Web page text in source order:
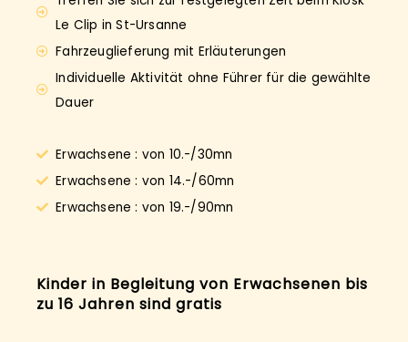
Le Clip in St-Ursanne
Fahrzeuglieferung mit Erläuterungen
Individuelle Aktivität ohne Führer für die gewählte
Dauer
Erwachsene : von 10.-/30mn
Erwachsene : von 14.-/60mn
Erwachsene : von 19.-/90mn
Kinder in Begleitung von Erwachsenen bis
zu 16 Jahren sind gratis